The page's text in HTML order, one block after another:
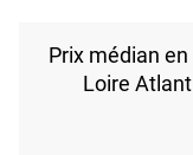
Prix médian
Loire